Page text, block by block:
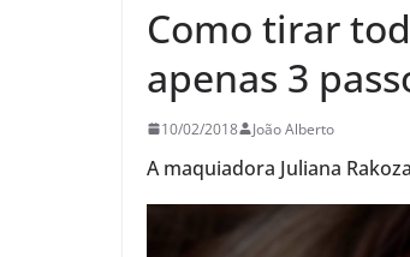
Como tirar
apenas 3
10/02/2018 João Alberto
A maquiadora Juliana